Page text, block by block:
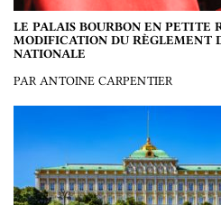
LE PALAIS BOURBON EN PETITE
MODIFICATION DU RÈGLEMENT
NATIONALE
PAR ANTOINE CARPENTIER